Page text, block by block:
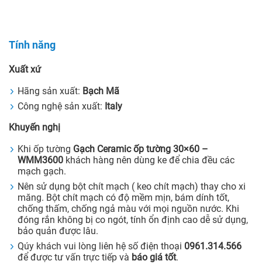
Tính năng
Xuất xứ
Hãng sản xuất: Bạch Mã
Công nghệ sản xuất: Italy
Khuyến nghị
Khi ốp tường Gạch Ceramic ốp tường 30×60 –
WMM3600 khách hàng nên dùng ke để chia đều các
mạch gạch.
Nên sử dụng bột chít mạch ( keo chít mạch) thay cho xi
măng. Bột chít mạch có độ mềm mịn, bám dính tốt,
chống thấm, chống ngả màu với mọi nguồn nước. Khi
đóng rắn không bị co ngót, tính ổn định cao dễ sử dụng,
bảo quản được lâu.
Qúy khách vui lòng liên hệ số điện thoại 0961.314.566
để được tư vấn trực tiếp và báo giá tốt.